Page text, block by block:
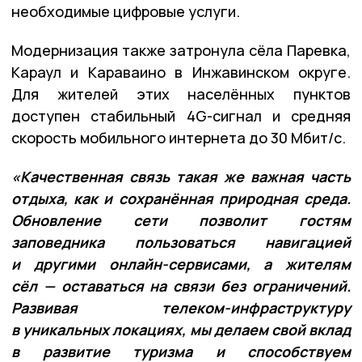
необходимые цифровые услуги.
Модернизация также затронула сёла Паревка,
Караул и Караваино в Инжавинском округе.
Для жителей этих населённых пунктов
доступен стабильный 4G-сигнал и средняя
скорость мобильного интернета до 30 Мбит/с.
«Качественная связь такая же важная часть
отдыха, как и сохранённая природная среда.
Обновление сети позволит гостям
заповедника пользоваться навигацией
и другими онлайн-сервисами, а жителям
сёл — оставаться на связи без ограничений.
Развивая телеком-инфраструктуру
в уникальных локациях, мы делаем свой вклад
в развитие туризма и способствуем